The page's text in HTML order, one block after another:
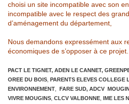
choisi un site incompatible avec son
incompatible avec le respect des
d’aménagement du département,
Nous demandons expressément aux
économiques de s’opposer à ce projet.
PACT LE TIGNET, ADEN LE CANNET,
OREE DU BOIS PARENTS ELEVES COLLEGE
ENVIRONNEMENT
FARE SUD, ADCV
VIVRE MOUGINS CLCV VALBONNE IME LES